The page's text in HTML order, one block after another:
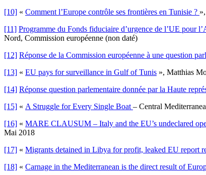
[10] « Comment l’Europe contrôle ses frontières en Tunisie ?
[11] Programme du Fonds fiduciaire d’urgence de l’UE pour
Nord, Commission européenne (non daté)
[12] Réponse de la Commission européenne à une question
[13] « EU pays for surveillance in Gulf of Tunis », Matthias
[14] Réponse question parlementaire donnée par la Haute
[15] « A Struggle for Every Single Boat – Central
[16] « MARE CLAUSUM – Italy and the EU’s undeclared
Mai 2018
[17] « Migrants detained in Libya for profit, leaked EU report
[18] « Carnage in the Mediterranean is the direct result of